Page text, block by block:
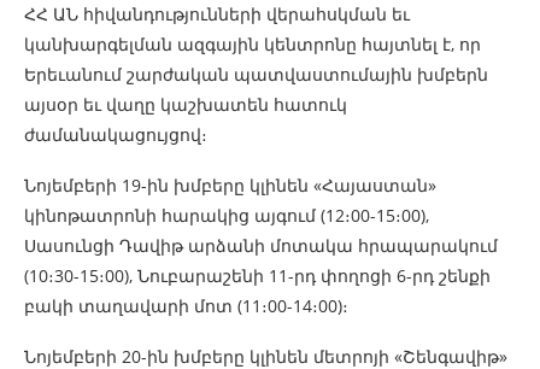
ՀՀ ԱՆ հիվանդությունների վերահսկման եւ
կանխարգելման ազգային կենտրոնը հայտնել է, որ
Երեւանում շարժական պատվաստումային խմբերն
այսօր եւ վաղը կաշխատեն հատուկ
ժամանակացույցով։
Նոյեմբերի 19-ին խմբերը կլինեն «Հայաստան»
կինոթատրոնի հարակից այգում (12։00-15։00),
Սասունցի Դավիթ արձանի մոտակա հրապարակում
(10։30-15։00), Նուբարաշենի 11-րդ փողոցի 6-րդ շենքի
բակի տաղավարի մոտ (11։00-14։00)։
Նոյեմբերի 20-ին խմբերը կլինեն մետրոյի «Շենգավիթ»